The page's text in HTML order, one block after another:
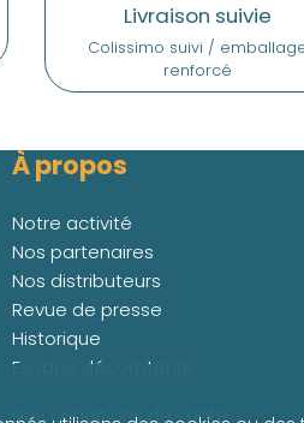
Livraison suivie
Colissimo suivi /
renforcé
À propos
Notre activité
Nos partenaires
Nos distributeurs
Revue de presse
Historique
Espace décorateurs
Nos conditions de vente